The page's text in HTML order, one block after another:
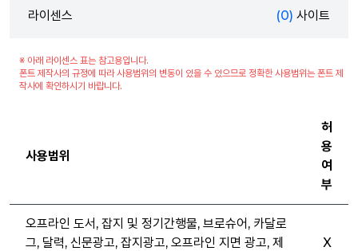
라이센스 (0) 사이트
※ 아래 라이센스 표는 참고용입니다.
폰트 제작사의 규정에 따라 사용범위의 변동이 있을 수 있으므로 정확한 사용범위는 폰트 제
작사에 확인하시기 바랍니다.
사용범위
허
용
여
부
오프라인 도서, 잡지 및 정기간행물, 브로슈어, 카달로
그, 달력, 신문광고, 잡지광고, 오프라인 지면 광고, 제
X